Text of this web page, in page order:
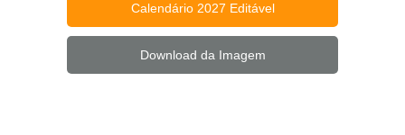
Calendário 2027 Editável
Download da Imagem